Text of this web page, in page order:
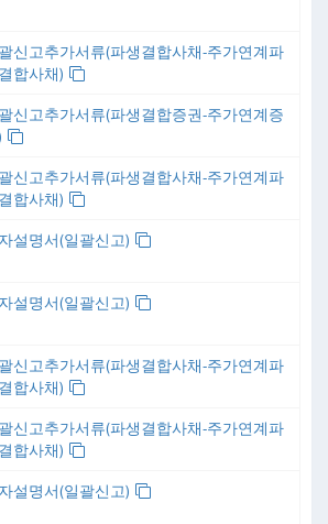
신고추가서류(파생결합사채-주가연계파
합사채)
신고추가서류(파생결합증권-주가연계증
신고추가서류(파생결합사채-주가연계파
합사채)
설명서(일괄신고)
설명서(일괄신고)
신고추가서류(파생결합사채-주가연계파
합사채)
신고추가서류(파생결합사채-주가연계파
합사채)
설명서(일괄신고)